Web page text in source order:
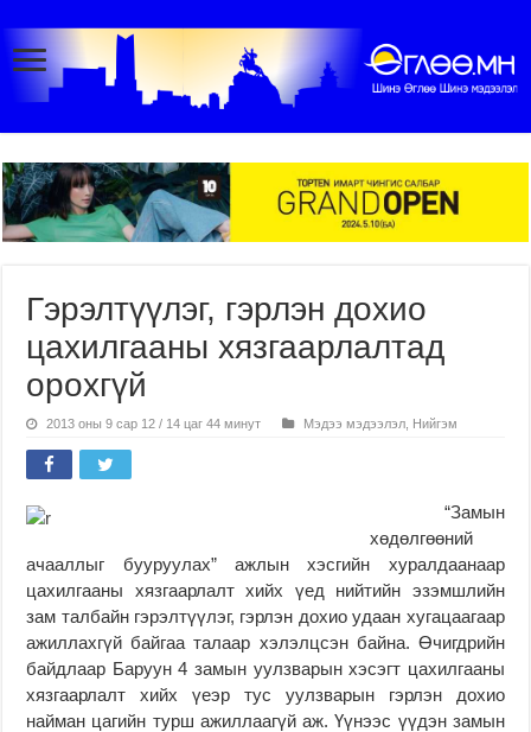
Гэрэлтүүлэг, гэрлэн дохио
цахилгааны хязгаарлалтад
орохгүй
2013 оны 9 сар 12 / 14 цаг 44 минут Мэдээ мэдээлэл Нийгэм
“Замын
хөдөлгөөний
ачааллыг бууруулах” ажлын хэсгийн хуралдаанаар
цахилгааны хязгаарлалт хийх үед нийтийн эзэмшлийн
зам талбайн гэрэлтүүлэг, гэрлэн дохио удаан хугацаагаар
ажиллахгүй байгаа талаар хэлэлцсэн байна. Өчигдрийн
байдлаар Баруун 4 замын уулзварын хэсэгт цахилгааны
хязгаарлалт хийх үеэр тус уулзварын гэрлэн дохио
найман цагийн турш ажиллаагүй аж. Үүнээс үүдэн замын